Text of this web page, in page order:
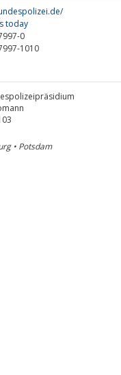
today
0
1010
• Potsdam